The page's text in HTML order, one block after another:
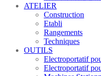
ATELIER
Construction
Etabli
Rangements
Techniques
OUTILS
Electroportatif
Electroportatif